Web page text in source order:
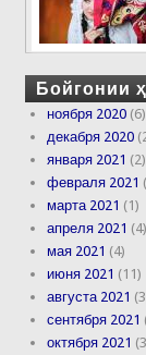
Бойгонии
ноября 2020 (6)
декабря 2020
января 2021 (2)
февраля 2021
марта 2021 (1)
апреля 2021 (4)
мая 2021 (4)
июня 2021 (11)
августа 2021
сентября 2021
октября 2021